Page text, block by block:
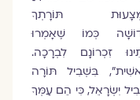
תּוֹרָתְךָ
כְּמוֹ שֶׁאָמְרוּ
זִכְרוֹנָם לִבְרָכָה.
בִּשְׁבִיל תּוֹרָה
יִשְׂרָאֵל, כִּי הֵם עַמְּךָ